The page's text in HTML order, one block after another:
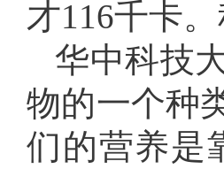
才116千卡
华中科技
物的一个种
们的营养是